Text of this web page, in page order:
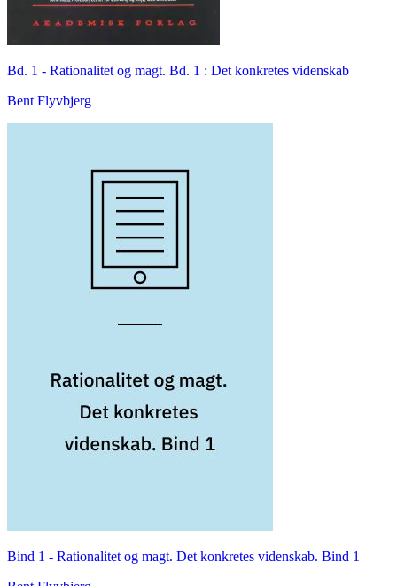
Bd. 1 - Rationalitet og magt. Bd. 1 : Det konkretes videnskab
Bent Flyvbjerg
Bind 1 - Rationalitet og magt. Det konkretes videnskab. Bind 1